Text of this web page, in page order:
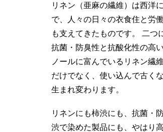
リネン（亜麻の繊維）は西洋
で、人々の日々の衣食住と労
も支えてきたものです。 二つ
抗菌・防臭性と抗酸化性の高
ノールに富んでいるリネン繊
だけでなく、使い込んで古く
生まれ変わります。
リネンにも柿渋にも、抗菌・
渋で染めた製品にも、やはり